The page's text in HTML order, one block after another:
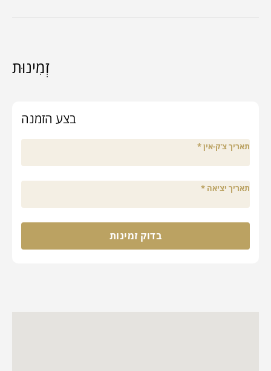
זְמִינוּת
בצע הזמנה
תאריך צ'ק-אין*
תאריך יציאה *